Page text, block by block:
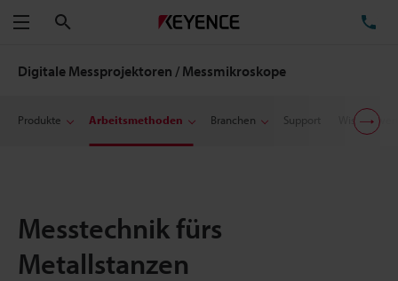
Menü
Digitale Messprojektoren / Messmikroskope
Produkte Arbeitsmethoden Branchen Support
Messtechnik fürs
Metallstanzen